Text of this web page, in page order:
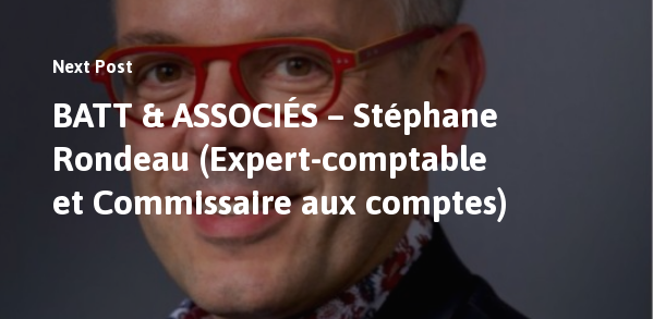
Next Post
BATT & ASSOCIÉS – Stéphane
Rondeau (Expert-comptable
et Commissaire aux comptes)